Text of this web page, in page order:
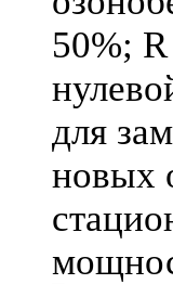
50%;
для
новых